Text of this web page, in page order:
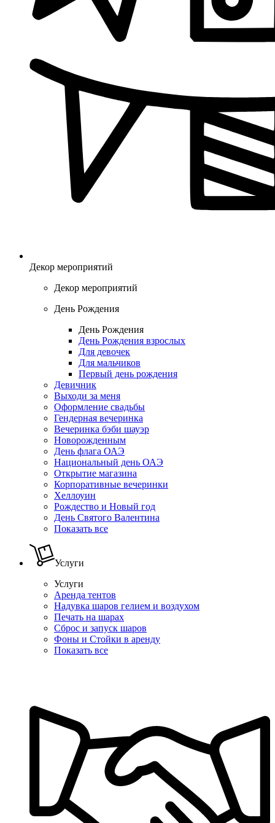
Декор мероприятий
Декор мероприятий
День Рождения
День Рождения
День Рождения взрослых
Для девочек
Для мальчиков
Первый день рождения
Девичник
Выходи за меня
Оформление свадьбы
Гендерная вечеринка
Вечеринка бэби шауэр
Новорожденным
День флага ОАЭ
Национальный день ОАЭ
Открытие магазина
Корпоративные вечеринки
Хеллоуин
Рождество и Новый год
День Святого Валентина
Показать все
Услуги
Услуги
Аренда тентов
Надувка шаров гелием и воздухом
Печать на шарах
Сброс и запуск шаров
Фоны и Стойки в аренду
Показать все